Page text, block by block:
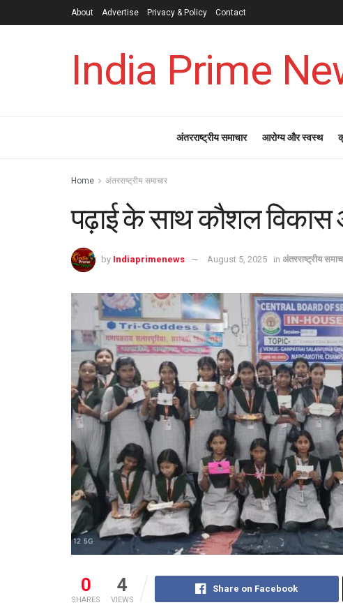
About Advertise Privacy & Policy Contact
India Prime
अंतरराष्ट्रीय समाचार आरोग्य और स्वस्थ
Home अंतरराष्ट्रीय समाचार
पढ़ाई के साथ कौशल
by Indiaprimenews August 5, 2025 in अंतरराष्ट्रीय
0
SHARES
4
VIEWS
Share on Facebook